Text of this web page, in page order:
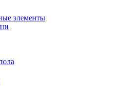
элементы